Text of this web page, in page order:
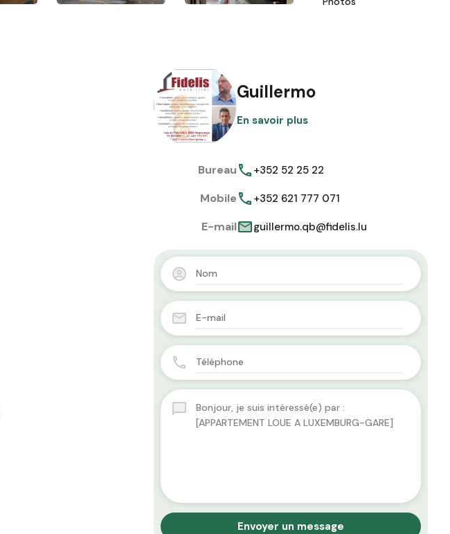
Guillermo
En savoir plus
Bureau +352 52 25 22
Mobile +352 621 777 071
E-mail guillermo.qb@fidelis.lu
Envoyer un message